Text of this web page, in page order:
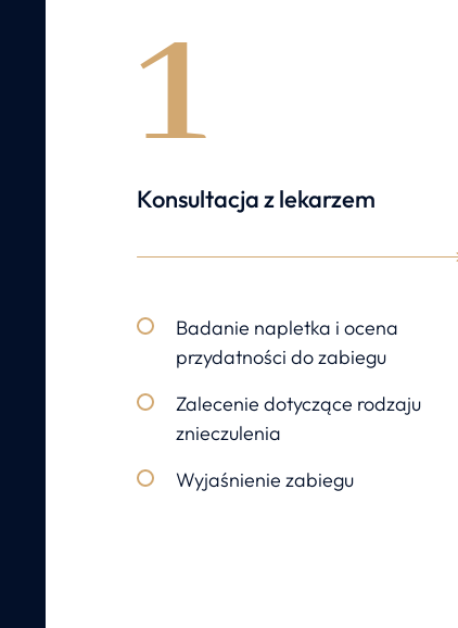
1
Konsultacja z lekarzem
Badanie napletka i ocena
przydatności do zabiegu
Zalecenie dotyczące rodzaju
znieczulenia
Wyjaśnienie zabiegu